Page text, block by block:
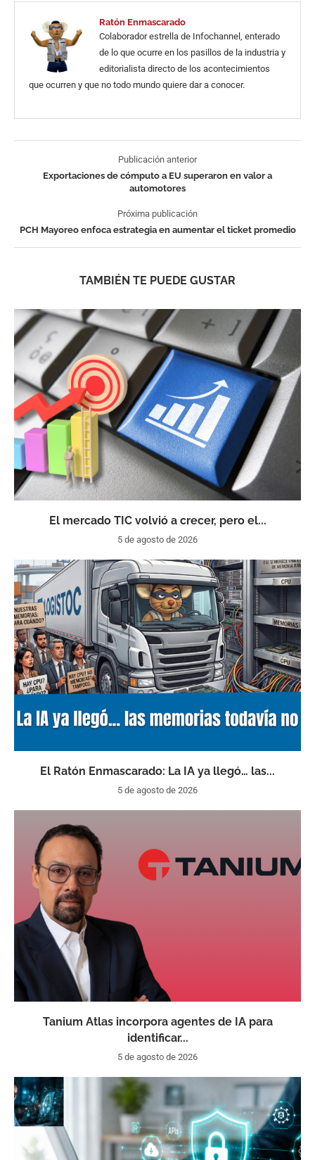
Ratón Enmascarado
Colaborador estrella de Infochannel, enterado
de lo que ocurre en los pasillos de la industria y
editorialista directo de los acontecimientos
que ocurren y que no todo mundo quiere dar a conocer.
Publicación anterior
Exportaciones de cómputo a EU superaron en valor a
automotores
Próxima publicación
PCH Mayoreo enfoca estrategia en aumentar el ticket promedio
TAMBIÉN TE PUEDE GUSTAR
El mercado TIC volvió a crecer, pero el...
5 de agosto de 2026
El Ratón Enmascarado: La IA ya llegó… las...
5 de agosto de 2026
Tanium Atlas incorpora agentes de IA para
identificar...
5 de agosto de 2026